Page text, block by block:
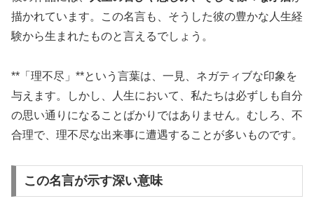
描かれています。この名言も、そうした彼の豊かな人生経
験から生まれたものと言えるでしょう。
**「理不尽」**という言葉は、一見、ネガティブな印象を
与えます。しかし、人生において、私たちは必ずしも自分
の思い通りになることばかりではありません。むしろ、不
合理で、理不尽な出来事に遭遇することが多いものです。
この名言が示す深い意味